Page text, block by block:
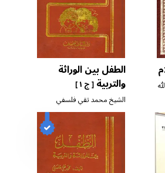
الطفل بين الوراثة
والتربية[ ج ١ ]
الشيخ محمد تقي فلسفي